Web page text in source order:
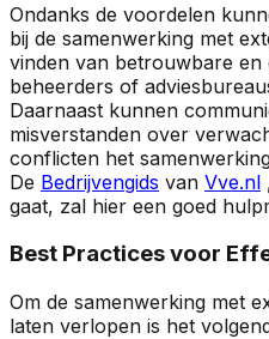
Ondanks de voordelen
bij de samenwerking met
vinden van betrouwbare en
beheerders of
Daarnaast kunnen
misverstanden over
conflicten het
De Bedrijvengids van Vve.nl
gaat, zal hier een goed
Best Practices voor
Om de samenwerking met
laten verlopen is het